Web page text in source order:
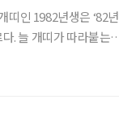
띠인 1982년생은 ‘82년
. 늘 개띠가 따라붙는